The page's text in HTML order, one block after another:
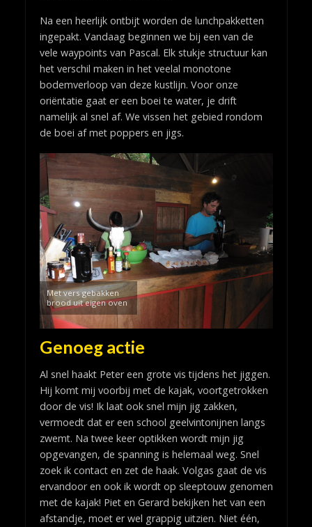
Na een heerlijk ontbijt worden de lunchpakketten
ingepakt. Vandaag beginnen we bij een van de
vele waypoints van Pascal. Elk stukje structuur kan
het verschil maken in het veelal monotone
bodemverloop van deze kustlijn. Voor onze
oriëntatie gaat er een boei te water, je drift
namelijk al snel af. We vissen het gebied rondom
de boei af met poppers en jigs.
Met vers gebakken
brood uit eigen oven
Genoeg actie
Al snel haakt Peter een grote vis tijdens het jiggen.
Hij komt mij voorbij met de kajak, voortgetrokken
door de vis! Ik laat ook snel mijn jig zakken,
vermoedt dat er een school geelvintonijnen langs
zwemt. Na twee keer optikken wordt mijn jig
opgevangen, de spanning is helemaal weg. Snel
zoek ik contact en zet de haak. Volgas gaat de vis
ervandoor en ook ik wordt op sleeptouw genomen
met de kajak! Piet en Gerard bekijken het van een
afstandje, moet er wel grappig uitzien. Niet één,